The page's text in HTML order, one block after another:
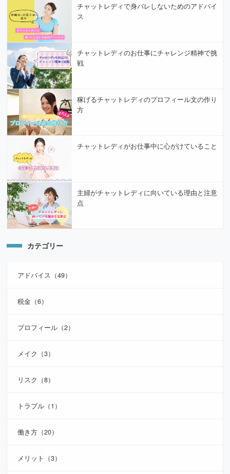
チャットレディで身バレしないためのアドバイ
ス
チャットレディのお仕事にチャレンジ精神で挑
戦
稼げるチャットレディのプロフィール文の作り
方
チャットレディがお仕事中に心がけていること
主婦がチャットレディに向いている理由と注意
点
カテゴリー
アドバイス（49）
税金（6）
プロフィール（2）
メイク（3）
リスク（8）
トラブル（1）
働き方（20）
メリット（3）